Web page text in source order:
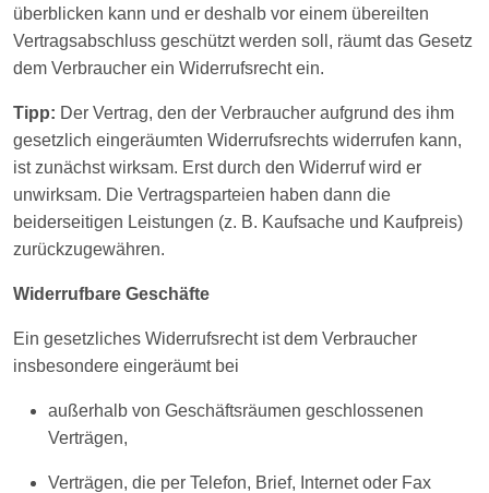
überblicken kann und er deshalb vor einem übereilten
Vertragsabschluss geschützt werden soll, räumt das Gesetz
dem Verbraucher ein Widerrufsrecht ein.
Tipp: Der Vertrag, den der Verbraucher aufgrund des ihm
gesetzlich eingeräumten Widerrufsrechts widerrufen kann,
ist zunächst wirksam. Erst durch den Widerruf wird er
unwirksam. Die Vertragsparteien haben dann die
beiderseitigen Leistungen (z. B. Kaufsache und Kaufpreis)
zurückzugewähren.
Widerrufbare Geschäfte
Ein gesetzliches Widerrufsrecht ist dem Verbraucher
insbesondere eingeräumt bei
außerhalb von Geschäftsräumen geschlossenen
Verträgen,
Verträgen, die per Telefon, Brief, Internet oder Fax